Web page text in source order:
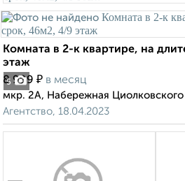
5
Комната в 2-к квартире, на
этаж
8 999 ₽ в месяц
мкр. 2А, Набережная Циолковского
Агентство, 18.04.2023